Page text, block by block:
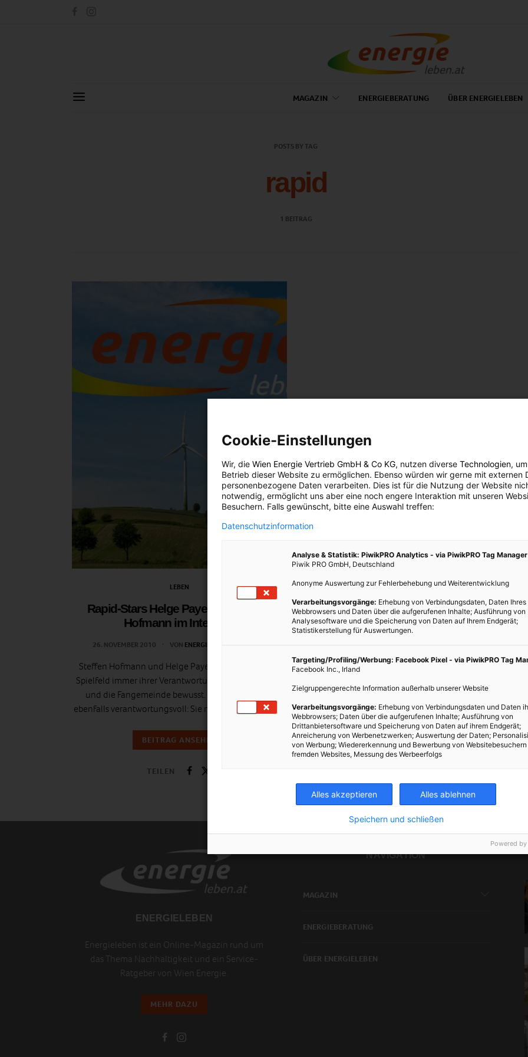
MAGAZIN ENERGIEBERATUNG ÜBER ENERGIELEBEN
POSTS BY TAG
rapid
1 BEITRAG
LEBEN
Rapid-Stars Helge Payer und Steffen
Hofmann im Interview
26. NOVEMBER 2010 VON ENERGIELEBEN REDAKTION
Steffen Hofmann und Helge Payer sind sich auf dem
Spielfeld immer ihrer Verantwortung für den SK Rapid
und die Fangemeinde bewusst. Privat denken sie
ebenfalls verantwortungsvoll: Sie machen sich, nicht…
BEITRAG ANSEHEN
TEILEN
ENERGIELEBEN
Energieleben ist ein Online-Magazin rund um
das Thema Nachhaltigkeit und ein Service-
Ratgeber von Wien Energie.
MEHR DAZU
NAVIGATION
MAGAZIN
ENERGIEBERATUNG
ÜBER ENERGIELEBEN
Cookie-Einstellungen
Wir, die Wien Energie Vertrieb GmbH & Co KG, nutzen diverse Technologien,
Betrieb dieser Website zu ermöglichen. Ebenso würden wir gerne mit externen
personenbezogene Daten verarbeiten. Dies ist für die Nutzung der Website
notwendig, ermöglicht uns aber eine noch engere Interaktion mit unseren
Besuchern. Falls gewünscht, bitte eine Auswahl treffen:
Datenschutzinformation
Analyse & Statistik: PiwikPRO Analytics - via PiwikPRO Tag Manager
Piwik PRO GmbH, Deutschland
Anonyme Auswertung zur Fehlerbehebung und Weiterentwicklung
Verarbeitungsvorgänge: Erhebung von Verbindungsdaten, Daten Ihres
Webbrowsers und Daten über die aufgerufenen Inhalte; Ausführung von
Analysesoftware und die Speicherung von Daten auf Ihrem Endgerät;
Statistikerstellung für Auswertungen.
Targeting/Profiling/Werbung: Facebook Pixel - via PiwikPRO Tag
Facebook Inc., Irland
Zielgruppengerechte Information außerhalb unserer Website
Verarbeitungsvorgänge: Erhebung von Verbindungsdaten und Daten
Webbrowsers; Daten über die aufgerufenen Inhalte; Ausführung von
Drittanbietersoftware und Speicherung von Daten auf ihrem Endgerät;
Anreicherung von Werbenetzwerken; Auswertung der Daten;
von Werbung; Wiedererkennung und Bewerbung von
fremden Websites, Messung des Werbeerfolgs
Alles akzeptieren Alles ablehnen
Speichern und schließen
Powered by